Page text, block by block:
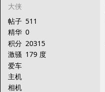
大侠
帖子 511
精华 0
积分 20315
激骚 179 度
爱车
主机
相机